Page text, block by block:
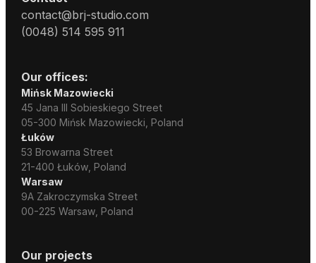
contact@brj-studio.com
(0048) 514 595 911
Our offices:
Mińsk Mazowiecki
45 Jana III Sobieskiego Street
05-300 Mińsk Mazowiecki, Poland
Łuków
53 Browarna Street
21-400 Łuków, Poland
Warsaw
9A Zakroczymska Street
00-225 Warsaw, Poland
Our projects